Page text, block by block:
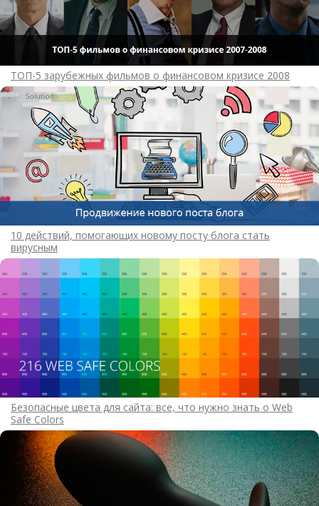
ТОП-5 зарубежных фильмов о финансовом кризисе 2008
10 действий, помогающих новому посту блога стать
вирусным
Безопасные цвета для сайта: все, что нужно знать о Web
Safe Colors